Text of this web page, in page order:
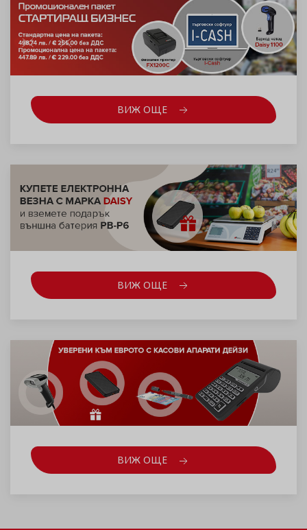
ВИЖ ОЩЕ
ВИЖ ОЩЕ
ВИЖ ОЩЕ